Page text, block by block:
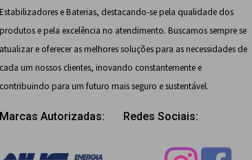
Estabilizadores e Baterias, destacando-se pela qualidade dos
produtos e pela excelência no atendimento. Buscamos sempre se
atualizar e oferecer as melhores soluções para as necessidades de
cada um nossos clientes, inovando constantemente e
contribuindo para um futuro mais seguro e sustentável.
Marcas Autorizadas: Redes Sociais: